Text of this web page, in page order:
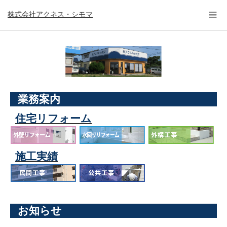
株式会社アクネス・シモマ
業務案内
住宅リフォーム
施工実績
お知らせ